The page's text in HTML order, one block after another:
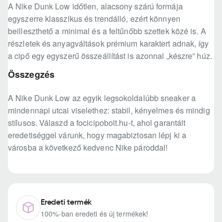
A Nike Dunk Low időtlen, alacsony szárú formája
egyszerre klasszikus és trendálló, ezért könnyen
beilleszthető a minimal és a feltűnőbb szettek közé is. A
részletek és anyagváltások prémium karaktert adnak, így
a cipő egy egyszerű összeállítást is azonnal „készre” húz.
Összegzés
A Nike Dunk Low az egyik legsokoldalúbb sneaker a
mindennapi utcai viselethez: stabil, kényelmes és mindig
stílusos. Válaszd a focicipobolt.hu-t, ahol garantált
eredetiséggel várunk, hogy magabiztosan lépj ki a
városba a következő kedvenc Nike pároddal!
Eredeti termék
100%-ban eredeti és új termékek!